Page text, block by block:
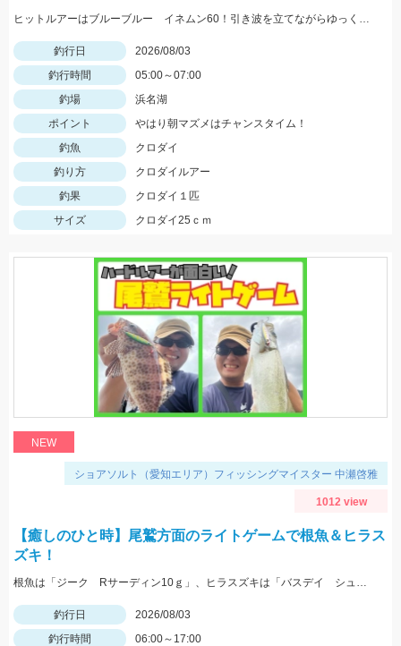
ヒットルアーはブルーブルー イネムン60！引き波を立てながらゆっくり水面をタダ巻き。単発でしたがバシュッと気持ちよくバイトが出ました☆
釣行日
2026/08/03
釣行時間
05:00～07:00
釣場
浜名湖
ポイント
やはり朝マズメはチャンスタイム！
釣魚
クロダイ
釣り方
クロダイルアー
釣果
クロダイ１匹
サイズ
クロダイ25ｃｍ
NEW
ショアソルト（愛知エリア）フィッシングマイスター 中瀬啓雅
1012 view
【癒しのひと時】尾鷲方面のライトゲームで根魚＆ヒラス
ズキ！
根魚は「ジーク Rサーディン10ｇ」、ヒラスズキは「バスデイ シュガペン70Ｆ」が好調！
釣行日
2026/08/03
釣行時間
06:00～17:00